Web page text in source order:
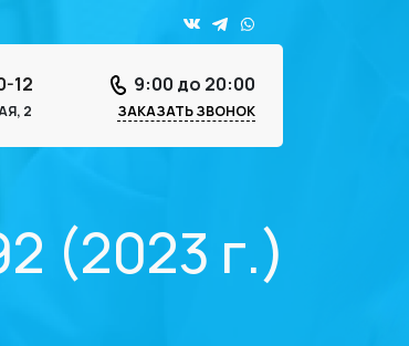
12
2
9:00 до 20:00
ЗАКАЗАТЬ ЗВОНОК
(2023 г.)